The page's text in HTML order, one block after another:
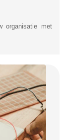
organisatie met